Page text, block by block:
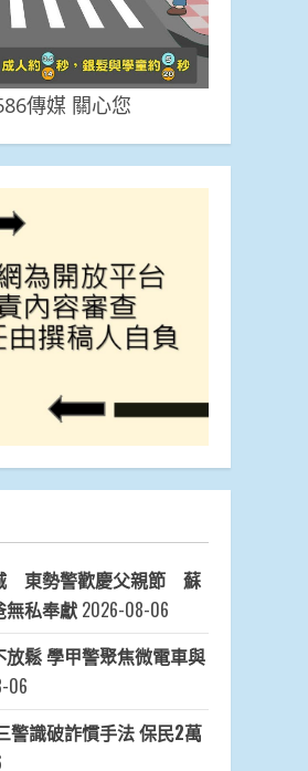
傳媒 關心您
東勢警歡慶父親節 蘇
無私奉獻 2026-08-06
鬆 學甲警聚焦微電車與
06
警識破詐慣手法 保民2萬